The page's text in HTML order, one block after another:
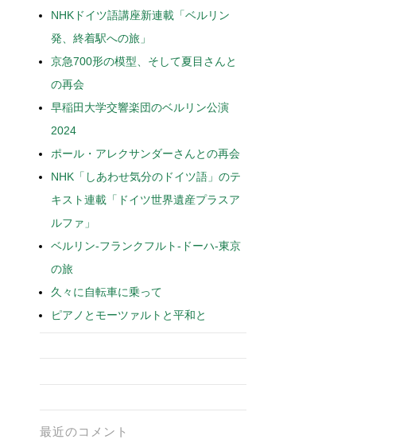
NHKドイツ語講座新連載「ベルリン
発、終着駅への旅」
京急700形の模型、そして夏目さんと
の再会
早稲田大学交響楽団のベルリン公演
2024
ポール・アレクサンダーさんとの再会
NHK「しあわせ気分のドイツ語」のテ
キスト連載「ドイツ世界遺産プラスア
ルファ」
ベルリン-フランクフルト-ドーハ-東京
の旅
久々に自転車に乗って
ピアノとモーツァルトと平和と
最近のコメント